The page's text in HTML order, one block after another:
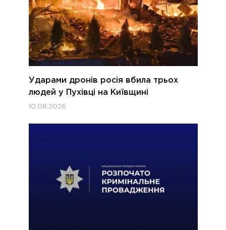
Ударами дронів росія вбила трьох
людей у Пухівці на Київщині
10.08.2026